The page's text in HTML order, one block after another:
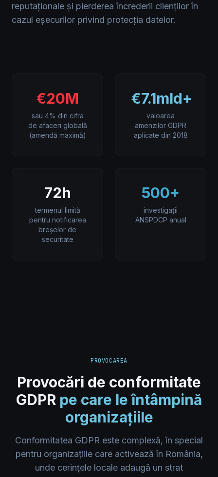
reputaționale și pierderea încrederii clienților în
cazul eșecurilor privind protecția datelor.
€20M
sau 4% din cifra
de afaceri globală
(amendă maximă)
€7.1mld+
valoarea
amenzilor GDPR
aplicate din 2018
72h
termenul limită
pentru notificarea
breșelor de
securitate
500+
investigații
ANSPDCP anual
PROVOCAREA
Provocări de conformitate
GDPR pe care le întâmpină
organizațiile
Conformitatea GDPR este complexă, în special
pentru organizațiile care activează în România,
unde cerințele locale adaugă un strat